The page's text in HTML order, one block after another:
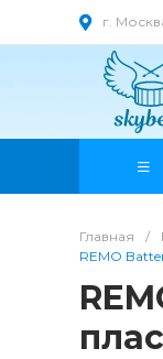
г.
Главная /
REMO